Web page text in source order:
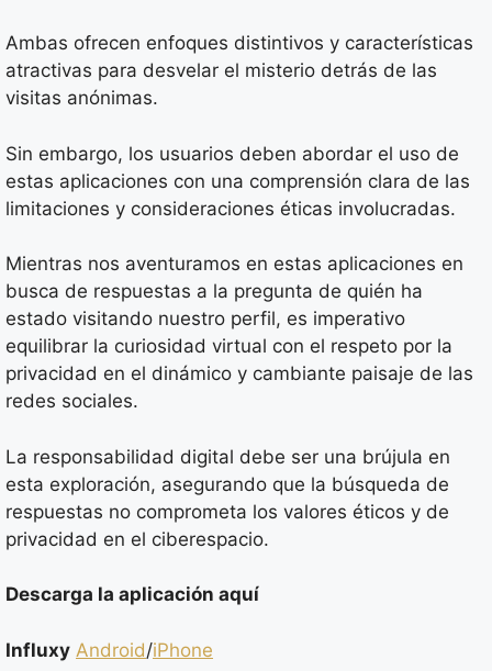
Ambas ofrecen enfoques distintivos y características
atractivas para desvelar el misterio detrás de las
visitas anónimas.
Sin embargo, los usuarios deben abordar el uso de
estas aplicaciones con una comprensión clara de las
limitaciones y consideraciones éticas involucradas.
Mientras nos aventuramos en estas aplicaciones en
busca de respuestas a la pregunta de quién ha
estado visitando nuestro perfil, es imperativo
equilibrar la curiosidad virtual con el respeto por la
privacidad en el dinámico y cambiante paisaje de las
redes sociales.
La responsabilidad digital debe ser una brújula en
esta exploración, asegurando que la búsqueda de
respuestas no comprometa los valores éticos y de
privacidad en el ciberespacio.
Descarga la aplicación aquí
Influxy Android/iPhone